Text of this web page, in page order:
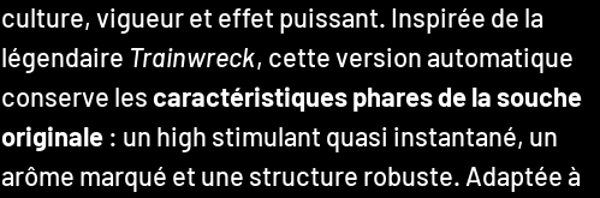
culture, vigueur et effet puissant. Inspirée de la
légendaire Trainwreck, cette version automatique
conserve lescaractéristiques phares de la souche
originale : un high stimulant quasi instantané, un
arôme marqué et une structure robuste. Adaptée à